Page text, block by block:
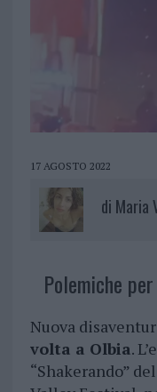
17 AGOSTO 2022
di Maria
Polemiche
Nuova
volta a Olbia.
“Shakerando”